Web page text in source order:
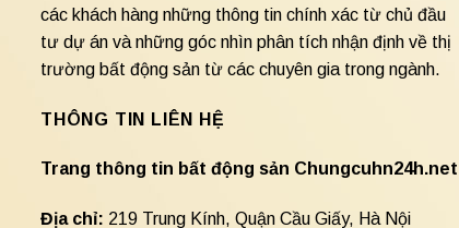
các khách hàng những thông tin chính xác từ chủ đầu
tư dự án và những góc nhìn phân tích nhận định về thị
trường bất động sản từ các chuyên gia trong ngành.
THÔNG TIN LIÊN HỆ
Trang thông tin bất động sản Chungcuhn24h.net
Địa chỉ: 219 Trung Kính, Quận Cầu Giấy, Hà Nội